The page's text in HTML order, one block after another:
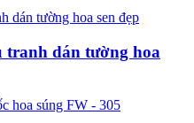
tranh dán tường hoa